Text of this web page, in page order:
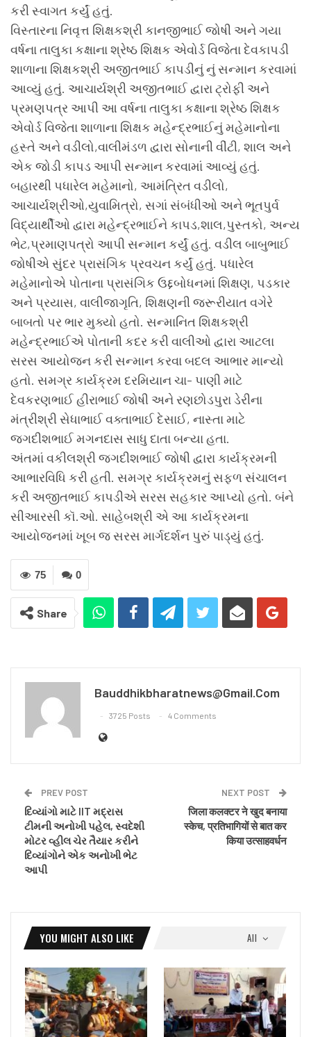
કરી સ્વાગત કર્યું હતું.
વિસ્તારના નિવૃત્ત શિક્ષકશ્રી કાનજીભાઈ જોષી અને ગયા
વર્ષના તાલુકા કક્ષાના શ્રેષ્ઠ શિક્ષક એવોર્ડ વિજેતા દેવકાપડી
શાળાના શિક્ષકશ્રી અજીતભાઈ કાપડીનું નું સન્માન કરવામાં
આવ્યું હતું. આચાર્યશ્રી અજીતભાઈ દ્વારા ટ્રોફી અને
પ્રમણપત્ર આપી આ વર્ષના તાલુકા કક્ષાના શ્રેષ્ઠ શિક્ષક
એવોર્ડ વિજેતા શાળાના શિક્ષક મહેન્દ્રભાઈનું મહેમાનોના
હસ્તે અને વડીલો,વાલીમંડળ દ્વારા સોનાની વીંટી, શાલ અને
એક જોડી કાપડ આપી સન્માન કરવામાં આવ્યું હતું.
બહારથી પધારેલ મહેમાનો, આમંત્રિત વડીલો,
આચાર્યશ્રીઓ,યુવામિત્રો, સગાં સંબંધીઓ અને ભૂતપુર્વ
વિદ્યાર્થીઓ દ્વારા મહેન્દ્રભાઈને કાપડ,શાલ,પુસ્તકો, અન્ય
ભેટ,પ્રમાણપત્રો આપી સન્માન કર્યું હતું. વડીલ બાબુભાઈ
જોષીએ સુંદર પ્રાસંગિક પ્રવચન કર્યું હતું. પધારેલ
મહેમાનોએ પોતાના પ્રાસંગિક ઉદ્દબોધનમાં શિક્ષણ, પડકાર
અને પ્રયાસ, વાલીજાગૃતિ, શિક્ષણની જરૂરીયાત વગેરે
બાબતો પર ભાર મુક્યો હતો. સન્માનિત શિક્ષકશ્રી
મહેન્દ્રભાઈએ પોતાની કદર કરી વાલીઓ દ્વારા આટલા
સરસ આયોજન કરી સન્માન કરવા બદલ આભાર માન્યો
હતો. સમગ્ર કાર્યક્રમ દરમિયાન ચા- પાણી માટે
દેવકરણભાઈ હીરાભાઈ જોષી અને રણછોડપુરા ડેરીના
મંત્રીશ્રી સેધાભાઈ વક્તાભાઈ દેસાઈ, નાસ્તા માટે
જગદીશભાઈ મગનદાસ સાધુ દાતા બન્યા હતા.
અંતમાં વકીલશ્રી જગદીશભાઈ જોષી દ્વારા કાર્યક્રમની
આભારવિધિ કરી હતી. સમગ્ર કાર્યક્રમનું સફળ સંચાલન
કરી અજીતભાઈ કાપડીએ સરસ સહકાર આપ્યો હતો. બંને
સીઆરસી કૉ.ઓ. સાહેબશ્રી એ આ કાર્યક્રમના
આયોજનમાં ખૂબ જ સરસ માર્ગદર્શન પુરું પાડ્યું હતું.
0
75
Share
Bauddhikbharatnews@gmail.com
3725 Posts 4 Comments
PREV POST
દિવ્યાંગો માટે IIT મદ્રાસ
ટીમની અનોખી પહેલ, સ્વદેશી
મોટર વ્હીલ ચેર તૈયાર કરીને
દિવ્યાંગોને એક અનોખી ભેટ
આપી
NEXT POST
जिला कलक्टर ने खुद बनाया
स्केच, प्रतिभागियों से बात कर
किया उत्साहवर्धन
All
YOU MIGHT ALSO LIKE